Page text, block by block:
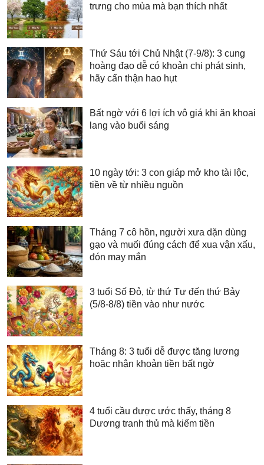
trưng cho mùa mà bạn thích nhất
Thứ Sáu tới Chủ Nhật (7-9/8): 3 cung
hoàng đạo dễ có khoản chi phát sinh,
hãy cẩn thận hao hụt
Bất ngờ với 6 lợi ích vô giá khi ăn khoai
lang vào buổi sáng
10 ngày tới: 3 con giáp mở kho tài lộc,
tiền về từ nhiều nguồn
Tháng 7 cô hồn, người xưa dặn dùng
gạo và muối đúng cách để xua vận xấu,
đón may mắn
3 tuổi Số Đỏ, từ thứ Tư đến thứ Bảy
(5/8-8/8) tiền vào như nước
Tháng 8: 3 tuổi dễ được tăng lương
hoặc nhận khoản tiền bất ngờ
4 tuổi cầu được ước thấy, tháng 8
Dương tranh thủ mà kiếm tiền